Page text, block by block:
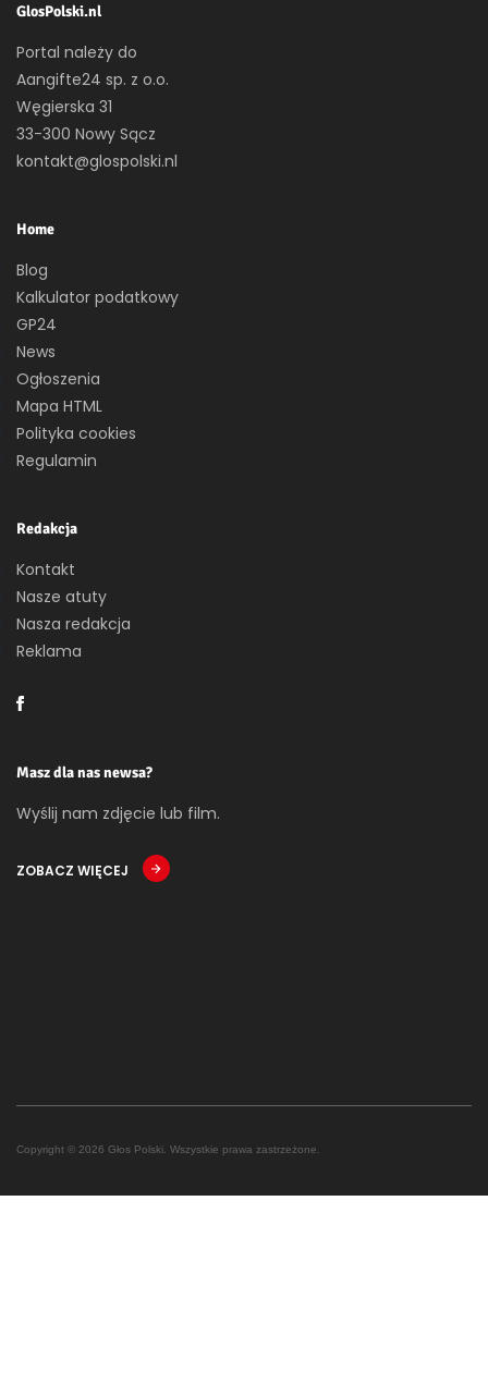
GlosPolski.nl
Portal należy do
Aangifte24 sp. z o.o.
Węgierska 31
33-300 Nowy Sącz
kontakt@glospolski.nl
Home
Blog
Kalkulator podatkowy
GP24
News
Ogłoszenia
Mapa HTML
Polityka cookies
Regulamin
Redakcja
Kontakt
Nasze atuty
Nasza redakcja
Reklama
Masz dla nas newsa?
Wyślij nam zdjęcie lub film.
ZOBACZ WIĘCEJ
Copyright © 2026 Głos Polski. Wszystkie prawa zastrzeżone.